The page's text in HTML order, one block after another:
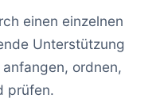
einen einzelnen
Unterstützung
ordnen,
prüfen.